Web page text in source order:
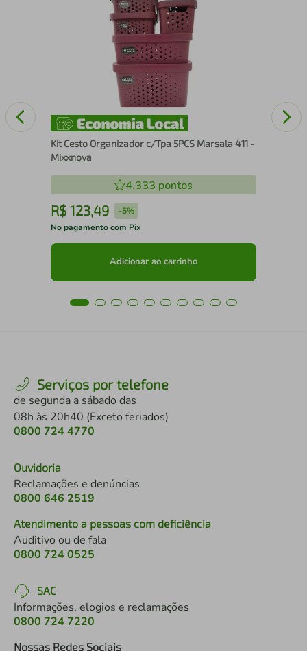
Kit Cesto Organizador c/Tpa 5PCS Marsala 411 -
Mixxnova
4.333 pontos
R$ 123,49 -5%
No pagamento com Pix
Adicionar ao carrinho
Serviços por telefone
de segunda a sábado das
08h às 20h40 (Exceto feriados)
0800 724 4770
Ouvidoria
Reclamações e denúncias
0800 646 2519
Atendimento a pessoas com deficiência
Auditivo ou de fala
0800 724 0525
SAC
Informações, elogios e reclamações
0800 724 7220
Nossas Redes Sociais